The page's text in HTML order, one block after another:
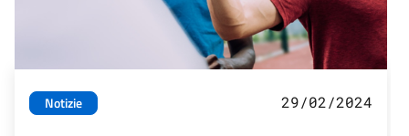
Notizie 29/02/2024